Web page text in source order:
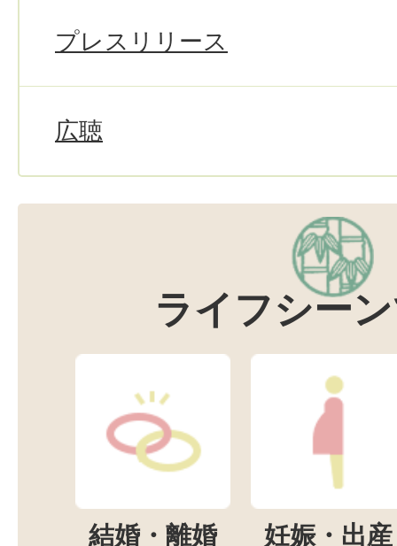
プレスリリース
広聴
ライフシー
結婚・離婚 妊娠・出産